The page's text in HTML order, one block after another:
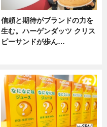
信頼と期待がブランドの力を
生む。ハーゲンダッツ クリス
ピーサンドが歩ん…